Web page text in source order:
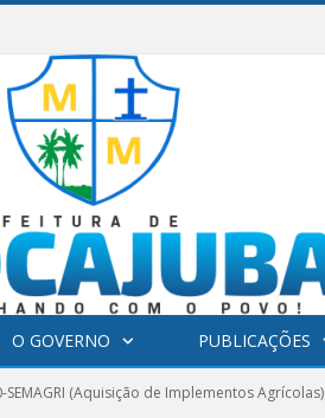
O GOVERNO PUBLICAÇÕES
SEMAGRI (Aquisição de Implementos Agrícolas)